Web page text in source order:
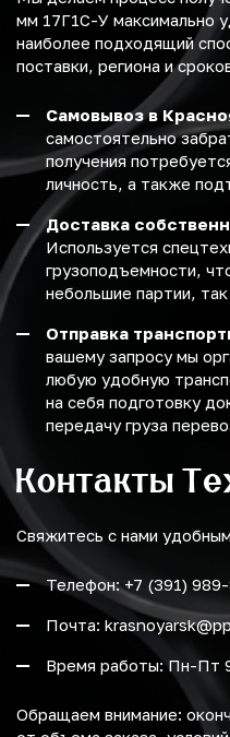
мм 17Г1С-У максимально
наиболее подходящий
поставки, региона и
Самовывоз в
самостоятельно
получения
личность, а также
Доставка
Используется
грузоподъемности,
небольшие партии,
Отправка
вашему запросу мы
любую удобную
на себя подготовку
передачу груза
Контакты
Свяжитесь с нами
Телефон: +7 (391)
Почта:
Время работы: Пн-Пт
Обращаем внимание: